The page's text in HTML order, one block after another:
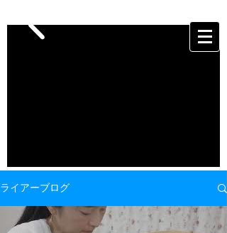
ライアーブログ